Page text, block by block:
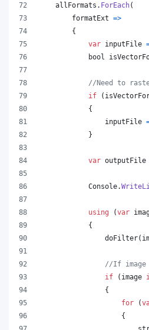
allFormats . ForEach(
        formatExt
=>
{
var inputFile
bool
//Need to
if
(
{
inputFile
}
var outputFile
Console.
using (var
{
doFilter(
//If image
if
( image
{
for
(
{